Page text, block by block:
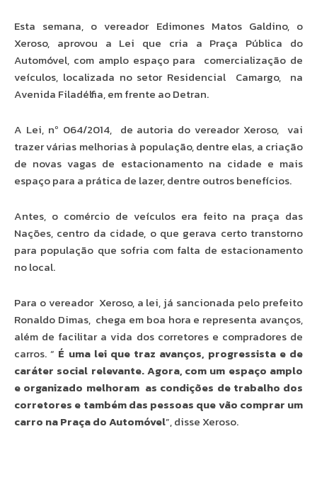
Esta semana, o vereador Edimones Matos Galdino, o
Xeroso, aprovou a Lei que cria a Praça Pública do
Automóvel, com amplo espaço para comercialização de
veículos, localizada no setor Residencial Camargo, na
Avenida Filadélfia, em frente ao Detran.
A Lei, nº 064/2014, de autoria do vereador Xeroso, vai
trazer várias melhorias à população, dentre elas, a criação
de novas vagas de estacionamento na cidade e mais
espaço para a prática de lazer, dentre outros benefícios.
Antes, o comércio de veículos era feito na praça das
Nações, centro da cidade, o que gerava certo transtorno
para população que sofria com falta de estacionamento
no local.
Para o vereador Xeroso, a lei, já sancionada pelo prefeito
Ronaldo Dimas, chega em boa hora e representa avanços,
além de facilitar a vida dos corretores e compradores de
carros. “ É uma lei que traz avanços, progressista e de
caráter social relevante. Agora, com um espaço amplo
e organizado melhoram as condições de trabalho dos
corretores e também das pessoas que vão comprar um
carro na Praça do Automóvel”, disse Xeroso.